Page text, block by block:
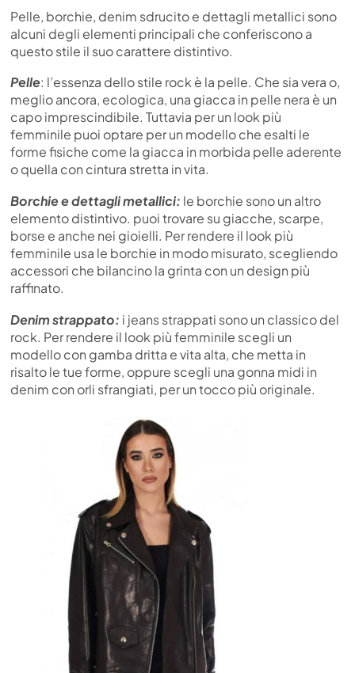
Pelle, borchie, denim sdrucito e dettagli metallici sono
alcuni degli elementi principali che conferiscono a
questo stile il suo carattere distintivo.
Pelle: l’essenza dello stile rock è la pelle. Che sia vera o,
meglio ancora, ecologica, una giacca in pelle nera è un
capo imprescindibile. Tuttavia per un look più
femminile puoi optare per un modello che esalti le
forme fisiche come la giacca in morbida pelle aderente
o quella con cintura stretta in vita.
Borchie e dettagli metallici: le borchie sono un altro
elemento distintivo. puoi trovare su giacche, scarpe,
borse e anche nei gioielli. Per rendere il look più
femminile usa le borchie in modo misurato, scegliendo
accessori che bilancino la grinta con un design più
raffinato.
Denim strappato: i jeans strappati sono un classico del
rock. Per rendere il look più femminile scegli un
modello con gamba dritta e vita alta, che metta in
risalto le tue forme, oppure scegli una gonna midi in
denim con orli sfrangiati, per un tocco più originale.